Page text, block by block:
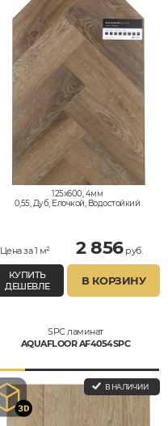
125x600, 4мм
0,55, Дуб, Елочкой, Водостойкий
Цена за 1 м² 2 856руб.
КУПИТЬ
ДЕШЕВЛЕ
В КОРЗИНУ
SPC ламинат
AQUAFLOOR AF4054SPC
В НАЛИЧИИ